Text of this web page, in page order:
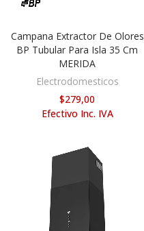
VER OPCIONES
Campana Extractor De Olores
BP Tubular Para Isla 35 Cm
MERIDA
Electrodomesticos
$279,00
Efectivo Inc. IVA